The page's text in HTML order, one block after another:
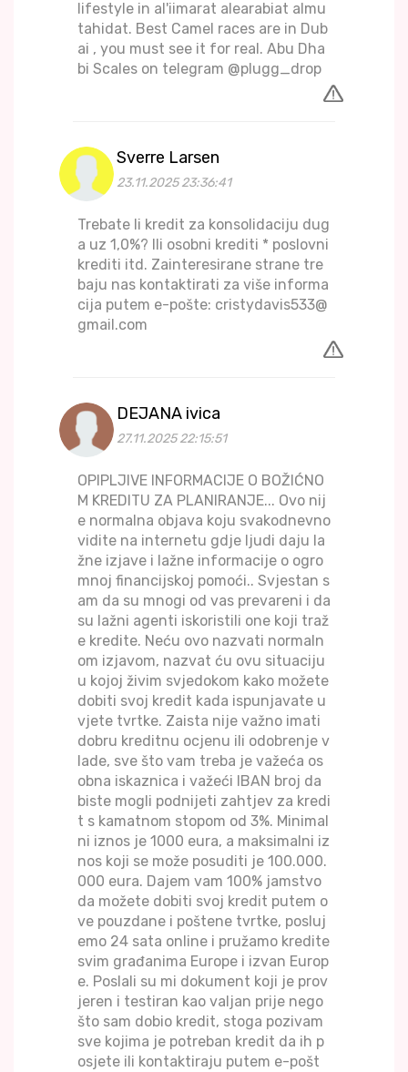
lifestyle in al'iimarat alearabiat almu
tahidat. Best Camel races are in Dub
ai , you must see it for real. Abu Dha
bi Scales on telegram @plugg_drop
Sverre Larsen
23.11.2025 23:36:41
Trebate li kredit za konsolidaciju dug
a uz 1,0%? Ili osobni krediti * poslovni
krediti itd. Zainteresirane strane tre
baju nas kontaktirati za više informa
cija putem e-pošte: cristydavis533@
gmail.com
DEJANA ivica
27.11.2025 22:15:51
OPIPLJIVE INFORMACIJE O BOŽIĆNO
M KREDITU ZA PLANIRANJE... Ovo nij
e normalna objava koju svakodnevno
vidite na internetu gdje ljudi daju la
žne izjave i lažne informacije o ogro
mnoj financijskoj pomoći.. Svjestan s
am da su mnogi od vas prevareni i da
su lažni agenti iskoristili one koji traž
e kredite. Neću ovo nazvati normaln
om izjavom, nazvat ću ovu situaciju
u kojoj živim svjedokom kako možete
dobiti svoj kredit kada ispunjavate u
vjete tvrtke. Zaista nije važno imati
dobru kreditnu ocjenu ili odobrenje v
lade, sve što vam treba je važeća os
obna iskaznica i važeći IBAN broj da
biste mogli podnijeti zahtjev za kredi
t s kamatnom stopom od 3%. Minimal
ni iznos je 1000 eura, a maksimalni iz
nos koji se može posuditi je 100.000.
000 eura. Dajem vam 100% jamstvo
da možete dobiti svoj kredit putem o
ve pouzdane i poštene tvrtke, posluj
emo 24 sata online i pružamo kredite
svim građanima Europe i izvan Europ
e. Poslali su mi dokument koji je prov
jeren i testiran kao valjan prije nego
što sam dobio kredit, stoga pozivam
sve kojima je potreban kredit da ih p
osjete ili kontaktiraju putem e-pošt